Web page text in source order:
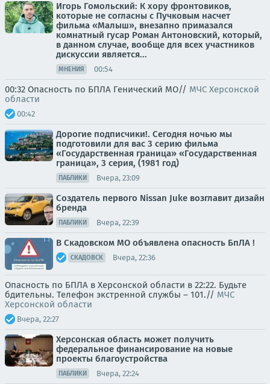
Игорь Гомольский: К хору фронтовиков,
которые не согласны с Пучковым насчет
фильма «Малыш», внезапно примазался
комнатный гусар Роман Антоновский, который,
в данном случае, вообще для всех участников
дискуссии является...
МНЕНИЯ 00:54
00:32 Опасность по БПЛА Генический МО// МЧС Херсонской
области
00:42
Дорогие подписчики!. Сегодня ночью мы
подготовили для вас 3 серию фильма
«Государственная граница» «Государственная
граница», 3 серия, (1981 год)
ПАБЛИКИ Вчера, 23:09
Создатель первого Nissan Juke возглавит дизайн
бренда
ПАБЛИКИ Вчера, 22:39
В Скадовском МО объявлена опасность БпЛА !
СКАДОВСК Вчера, 22:36
Опасность по БПЛА в Херсонской области в 22:22. Будьте
бдительны. Телефон экстренной службы – 101.// МЧС
Херсонской области
Вчера, 22:27
Херсонская область может получить
федеральное финансирование на новые
проекты благоустройства
ПАБЛИКИ Вчера, 22:24